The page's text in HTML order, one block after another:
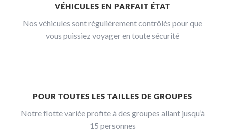
VÉHICULES EN PARFAIT ÉTAT
Nos véhicules sont régulièrement contrôlés pour que
vous puissiez voyager en toute sécurité
POUR TOUTES LES TAILLES DE GROUPES
Notre flotte variée profite à des groupes allant jusqu’à
15 personnes